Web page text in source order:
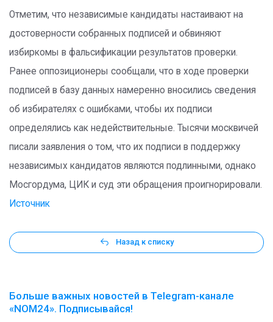
Отметим, что независимые кандидаты настаивают на
достоверности собранных подписей и обвиняют
избиркомы в фальсификации результатов проверки.
Ранее оппозиционеры сообщали, что в ходе проверки
подписей в базу данных намеренно вносились сведения
об избирателях с ошибками, чтобы их подписи
определялись как недействительные. Тысячи москвичей
писали заявления о том, что их подписи в поддержку
независимых кандидатов являются подлинными, однако
Мосгордума, ЦИК и суд эти обращения проигнорировали.
Источник
Назад к списку
Больше важных новостей в Telegram-канале
«NOM24». Подписывайся!